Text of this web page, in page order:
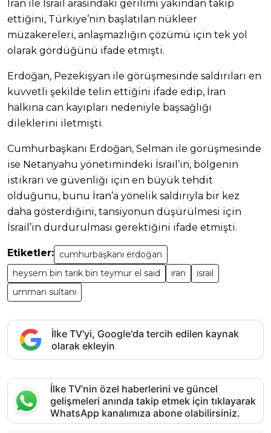
İran ile İsrail arasındaki gerilimi yakından takip
ettiğini, Türkiye’nin başlatılan nükleer
müzakereleri, anlaşmazlığın çözümü için tek yol
olarak gördüğünü ifade etmişti.
Erdoğan, Pezekişyan ile görüşmesinde saldırıları en
kuvvetli şekilde telin ettiğini ifade edip, İran
halkına can kayıpları nedeniyle başsağlığı
dileklerini iletmişti.
Cumhurbaşkanı Erdoğan, Selman ile görüşmesinde
ise Netanyahu yönetimindeki İsrail’in, bölgenin
istikrarı ve güvenliği için en büyük tehdit
olduğunu, bunu İran’a yönelik saldırıyla bir kez
daha gösterdiğini, tansiyonun düşürülmesi için
İsrail’in durdurulması gerektiğini ifade etmişti.
Etiketler: cumhurbaşkanı erdoğan
heysem bin tarık bin teymur el said
iran
israil
umman sultanı
İlke TV'yi, Google'da tercih edilen kaynak
olarak ekleyin
İlke TV’nin özel haberlerini ve güncel
gelişmeleri anında takip etmek için tıklayarak
WhatsApp kanalımıza abone olabilirsiniz.